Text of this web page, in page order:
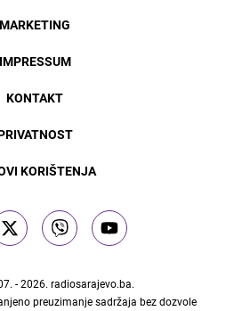
MARKETING
IMPRESSUM
KONTAKT
KORIŠTENJA
- 2026. radiosarajevo.ba.
preuzimanje sadržaja bez dozvole